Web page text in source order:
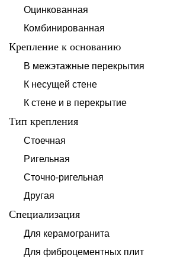
Оцинкованная
Комбинированная
Крепление к основанию
В межэтажные перекрытия
К несущей стене
К стене и в перекрытие
Тип крепления
Стоечная
Ригельная
Сточно-ригельная
Другая
Специализация
Для керамогранита
Для фиброцементных плит